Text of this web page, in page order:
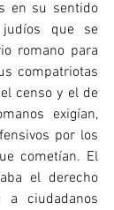
en su sentido
que se
romano para
compatriotas
censo y el de
exigían,
por los
cometían. El
el derecho
a ciudadanos